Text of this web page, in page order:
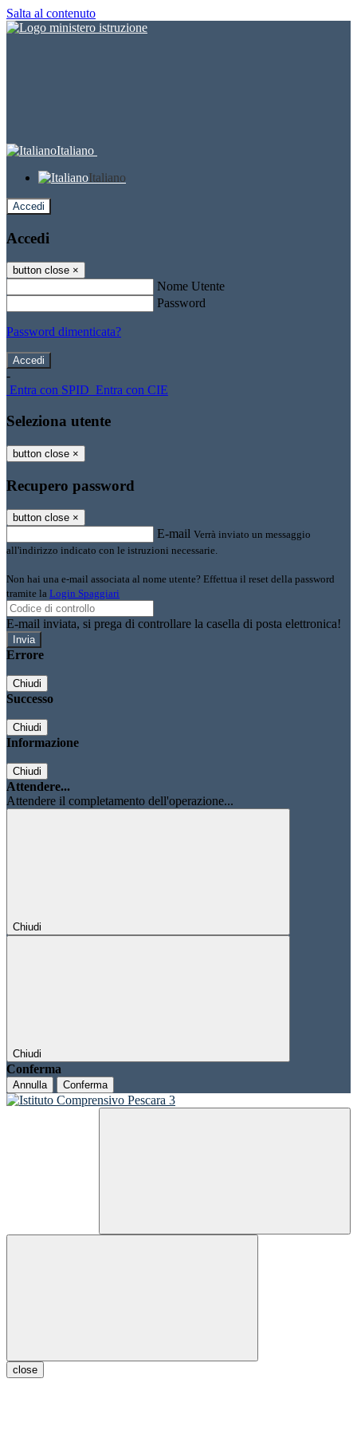
Salta al contenuto
Italiano
Italiano
Accedi
Accedi
button close ×
Nome Utente
Password
Password dimenticata?
-
Entra con SPID Entra con CIE
Seleziona utente
button close ×
Recupero password
button close ×
E-mail Verrà inviato un messaggio
all'indirizzo indicato con le istruzioni necessarie.
Non hai una e-mail associata al nome utente? Effettua il reset della password
tramite la Login Spaggiari
E-mail inviata, si prega di controllare la casella di posta elettronica!
Errore
Chiudi
Successo
Chiudi
Informazione
Chiudi
Attendere...
Attendere il completamento dell'operazione...
Chiudi
Chiudi
Conferma
Annulla Conferma
close